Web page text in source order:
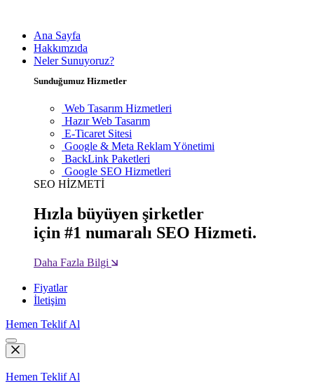
Ana Sayfa
Hakkımzıda
Neler Sunuyoruz?
Sunduğumuz Hizmetler
Web Tasarım Hizmetleri
Hazır Web Tasarım
E-Ticaret Sitesi
Google & Meta Reklam Yönetimi
BackLink Paketleri
Google SEO Hizmetleri
SEO HİZMETİ
Hızla büyüyen şirketler
için #1 numaralı SEO Hizmeti.
Daha Fazla Bilgi
Fiyatlar
İletişim
Hemen Teklif Al
Hemen Teklif Al